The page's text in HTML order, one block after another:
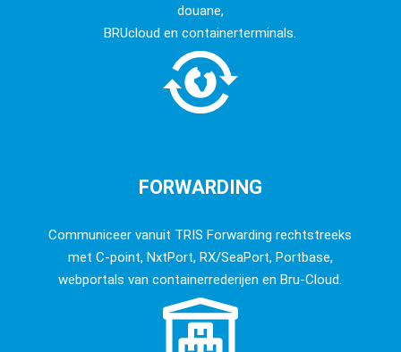
douane,
BRUcloud en containerterminals.
FORWARDING
Communiceer vanuit TRIS Forwarding rechtstreeks
met C-point, NxtPort, RX/SeaPort, Portbase,
webportals van containerrederijen en Bru-Cloud.